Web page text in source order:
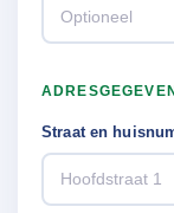
Straat en